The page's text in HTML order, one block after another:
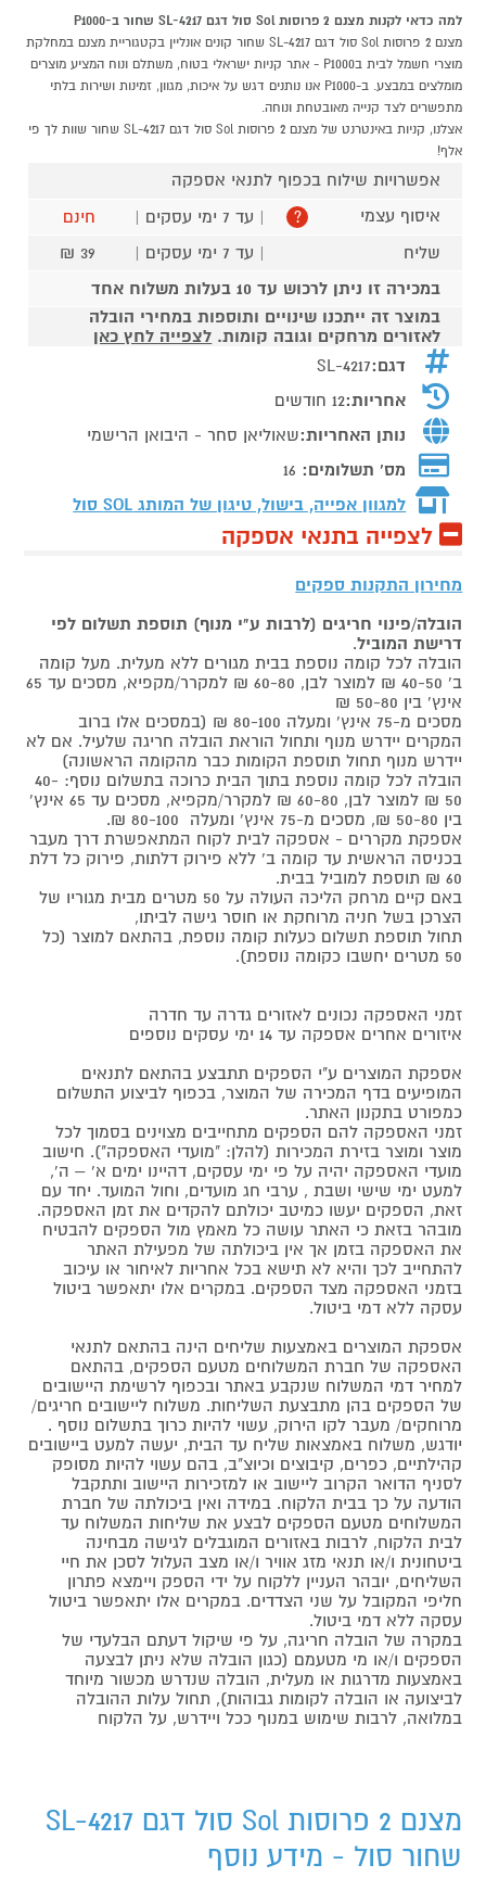
למה כדאי לקנות מצנם 2 פרוסות Sol סול דגם SL-4217 שחור ב-P1000
מצנם 2 פרוסות Sol סול דגם SL-4217 שחור קונים אונליין בקטגוריית מצנם במחלקת
מוצרי חשמל לבית בP1000 - אתר קניות ישראלי בטוח, משתלם ונוח המציע מוצרים
מומלצים במבצע. ב-P1000 אנו נותנים דגש על איכות, מגוון, זמינות ושירות בלתי
מתפשרים לצד קנייה מאובטחת ונוחה.
אצלנו, קניות באינטרנט של מצנם 2 פרוסות Sol סול דגם SL-4217 שחור שוות לך פי
אלף!
אפשרויות שילוח בכפוף לתנאי אספקה
איסוף עצמי
? | עד 7 ימי עסקים |
חינם
שליח
| עד 7 ימי עסקים |
39 ₪
במכירה זו ניתן לרכוש עד 10 בעלות משלוח אחד
במוצר זה ייתכנו שינויים ותוספות במחירי הובלה
לאזורים מרחקים וגובה קומות. לצפייה לחץ כאן
דגם:SL-4217
אחריות:12 חודשים
נותן האחריות:שאוליאן סחר - היבואן הרישמי
מס' תשלומים: 16
למגוון אפייה, בישול, טיגון של המותג SOL סול
לצפייה בתנאי אספקה
מחירון התקנות ספקים
הובלה/פינוי חריגים (לרבות ע"י מנוף) תוספת תשלום לפי
דרישת המוביל.
הובלה לכל קומה נוספת בבית מגורים ללא מעלית. מעל קומה
ב' 40-50 ₪ למוצר לבן, 60-80 ₪ למקרר/מקפיא, מסכים עד 65
אינץ' בין 50-80 ₪
מסכים מ-75 אינץ' ומעלה 80-100 ₪ (במסכים אלו ברוב
המקרים יידרש מנוף ותחול הוראת הובלה חריגה שלעיל. אם לא
יידרש מנוף תחול תוספת הקומות כבר מהקומה הראשונה)
הובלה לכל קומה נוספת בתוך הבית כרוכה בתשלום נוסף: 40-
50 ₪ למוצר לבן, 60-80 ₪ למקרר/מקפיא, מסכים עד 65 אינץ'
בין 50-80 ₪, מסכים מ-75 אינץ' ומעלה 80-100 ₪.
אספקת מקררים - אספקה לבית לקוח המתאפשרת דרך מעבר
בכניסה הראשית עד קומה ב' ללא פירוק דלתות, פירוק כל דלת
60 ₪ תוספת למוביל בבית.
באם קיים מרחק הליכה העולה על 50 מטרים מבית מגוריו של
הצרכן בשל חניה מרוחקת או חוסר גישה לביתו,
תחול תוספת תשלום כעלות קומה נוספת, בהתאם למוצר (כל
50 מטרים יחשבו כקומה נוספת).
זמני האספקה נכונים לאזורים גדרה עד חדרה
איזורים אחרים אספקה עד 14 ימי עסקים נוספים
אספקת המוצרים ע"י הספקים תתבצע בהתאם לתנאים
המופיעים בדף המכירה של המוצר, בכפוף לביצוע התשלום
כמפורט בתקנון האתר.
זמני האספקה להם הספקים מתחייבים מצוינים בסמוך לכל
מוצר ומוצר בזירת המכירות (להלן: "מועדי האספקה"). חישוב
מועדי האספקה יהיה על פי ימי עסקים, דהיינו ימים א' – ה',
למעט ימי שישי ושבת , ערבי חג מועדים, וחול המועד. יחד עם
זאת, הספקים יעשו כמיטב יכולתם להקדים את זמן האספקה.
מובהר בזאת כי האתר עושה כל מאמץ מול הספקים להבטיח
את האספקה בזמן אך אין ביכולתה של מפעילת האתר
להתחייב לכך והיא לא תישא בכל אחריות לאיחור או עיכוב
בזמני האספקה מצד הספקים. במקרים אלו יתאפשר ביטול
עסקה ללא דמי ביטול.
אספקת המוצרים באמצעות שליחים הינה בהתאם לתנאי
האספקה של חברת המשלוחים מטעם הספקים, בהתאם
למחיר דמי המשלוח שנקבע באתר ובכפוף לרשימת היישובים
של הספקים בהן מתבצעת השליחות. משלוח ליישובים חריגים/
מרוחקים/ מעבר לקו הירוק, עשוי להיות כרוך בתשלום נוסף .
יודגש, משלוח באמצאות שליח עד הבית, יעשה למעט ביישובים
קהילתיים, כפרים, קיבוצים וכיוצ"ב, בהם עשוי להיות מסופק
לסניף הדואר הקרוב ליישוב או למזכירות היישוב ותתקבל
הודעה על כך בבית הלקוח. במידה ואין ביכולתה של חברת
המשלוחים מטעם הספקים לבצע את שליחות המשלוח עד
לבית הלקוח, לרבות באזורים המוגבלים לגישה מבחינה
ביטחונית ו/או תנאי מזג אוויר ו/או מצב העלול לסכן את חיי
השליחים, יובהר העניין ללקוח על ידי הספק ויימצא פתרון
חליפי המקובל על שני הצדדים. במקרים אלו יתאפשר ביטול
עסקה ללא דמי ביטול.
במקרה של הובלה חריגה, על פי שיקול דעתם הבלעדי של
הספקים ו/או מי מטעמם (כגון הובלה שלא ניתן לבצעה
באמצעות מדרגות או מעלית, הובלה שנדרש מכשור מיוחד
לביצועה או הובלה לקומות גבוהות), תחול עלות ההובלה
במלואה, לרבות שימוש במנוף ככל ויידרש, על הלקוח
מצנם 2 פרוסות Sol סול דגם SL-4217
שחור סול - מידע נוסף